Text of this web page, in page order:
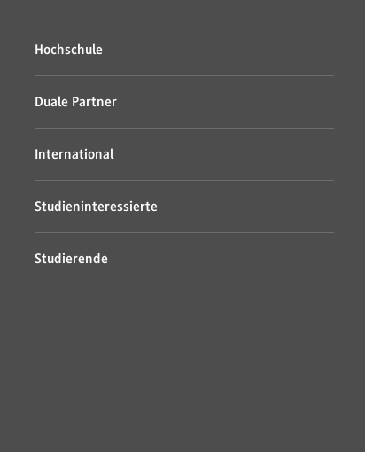
Hochschule
Duale Partner
International
Studieninteressierte
Studierende